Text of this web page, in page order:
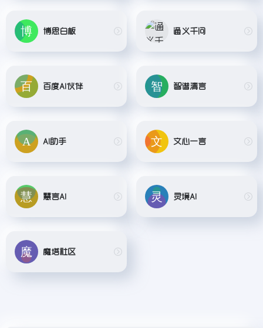
博思白板 通义千问
百度AI伙伴 智谱清言
AI助手 文心一言
慧言AI 灵境AI
魔塔社区